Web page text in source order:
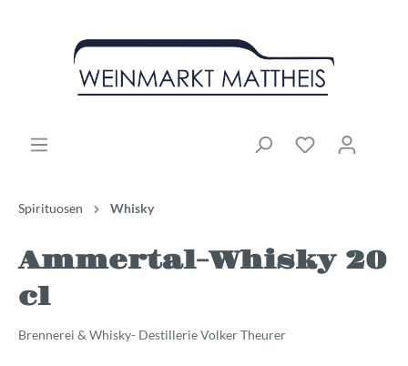
Spirituosen Whisky
Ammertal-Whisky 20
cl
Brennerei & Whisky- Destillerie Volker Theurer